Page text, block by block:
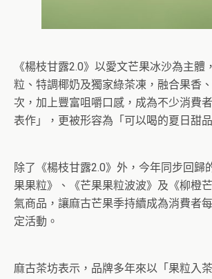
《楊枝甘露2.0》以愛文芒果冰沙為主體
粒、特調椰奶及獨家綠茶凍，融合果香
次，加上豐富咀嚼口感，成為不少消費
表作」，更被形容為「可以喝的夏日甜
除了《楊枝甘露2.0》外，今年同步回歸
果果粒》、《芒果果粒波波》及《柳橙
氣商品，讓麻古芒果季持續成為消費者
定活動。
麻古茶坊表示，品牌多年來以「果粒入